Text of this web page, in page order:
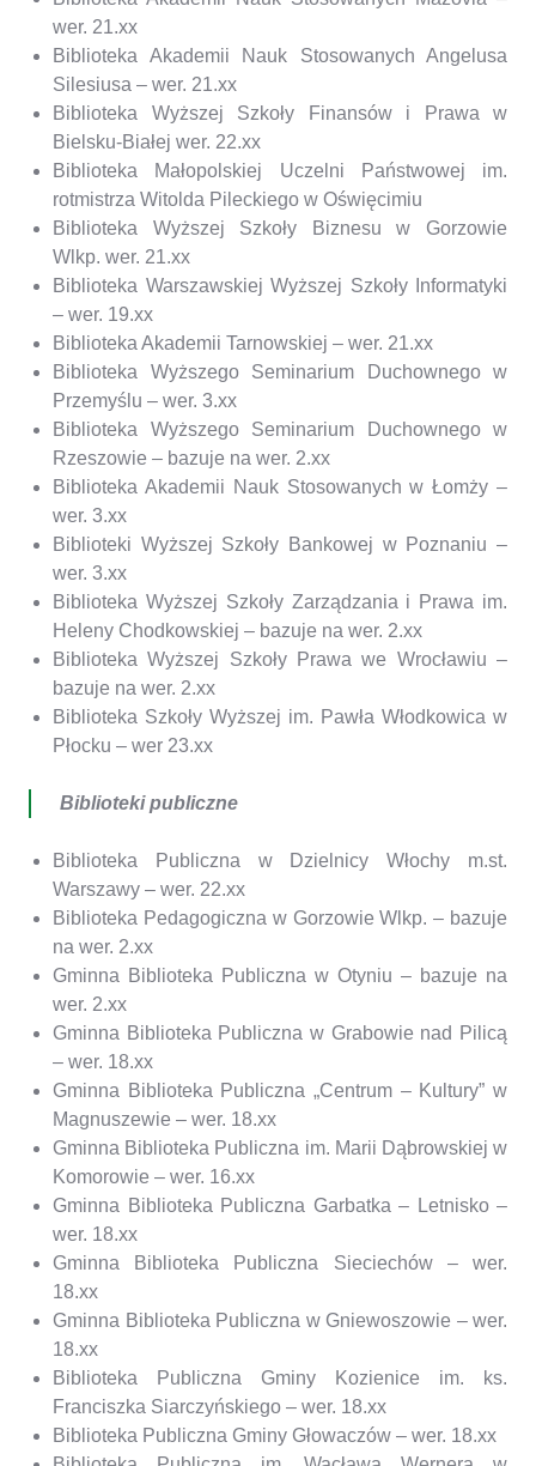
wer. 21.xx
Biblioteka Akademii Nauk Stosowanych Angelusa
Silesiusa – wer. 21.xx
Biblioteka Wyższej Szkoły Finansów i Prawa w
Bielsku-Białej wer. 22.xx
Biblioteka Małopolskiej Uczelni Państwowej im.
rotmistrza Witolda Pileckiego w Oświęcimiu
Biblioteka Wyższej Szkoły Biznesu w Gorzowie
Wlkp. wer. 21.xx
Biblioteka Warszawskiej Wyższej Szkoły Informatyki
– wer. 19.xx
Biblioteka Akademii Tarnowskiej – wer. 21.xx
Biblioteka Wyższego Seminarium Duchownego w
Przemyślu – wer. 3.xx
Biblioteka Wyższego Seminarium Duchownego w
Rzeszowie – bazuje na wer. 2.xx
Biblioteka Akademii Nauk Stosowanych w Łomży –
wer. 3.xx
Biblioteki Wyższej Szkoły Bankowej w Poznaniu –
wer. 3.xx
Biblioteka Wyższej Szkoły Zarządzania i Prawa im.
Heleny Chodkowskiej – bazuje na wer. 2.xx
Biblioteka Wyższej Szkoły Prawa we Wrocławiu –
bazuje na wer. 2.xx
Biblioteka Szkoły Wyższej im. Pawła Włodkowica w
Płocku – wer 23.xx
Biblioteki publiczne
Biblioteka Publiczna w Dzielnicy Włochy m.st.
Warszawy – wer. 22.xx
Biblioteka Pedagogiczna w Gorzowie Wlkp. – bazuje
na wer. 2.xx
Gminna Biblioteka Publiczna w Otyniu – bazuje na
wer. 2.xx
Gminna Biblioteka Publiczna w Grabowie nad Pilicą
– wer. 18.xx
Gminna Biblioteka Publiczna „Centrum – Kultury” w
Magnuszewie – wer. 18.xx
Gminna Biblioteka Publiczna im. Marii Dąbrowskiej w
Komorowie – wer. 16.xx
Gminna Biblioteka Publiczna Garbatka – Letnisko –
wer. 18.xx
Gminna Biblioteka Publiczna Sieciechów – wer.
18.xx
Gminna Biblioteka Publiczna w Gniewoszowie – wer.
18.xx
Biblioteka Publiczna Gminy Kozienice im. ks.
Franciszka Siarczyńskiego – wer. 18.xx
Biblioteka Publiczna Gminy Głowaczów – wer. 18.xx